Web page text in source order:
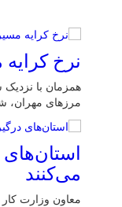
نرخ
همزمان با نزدیک
مرزهای مهران،
می‌کنند